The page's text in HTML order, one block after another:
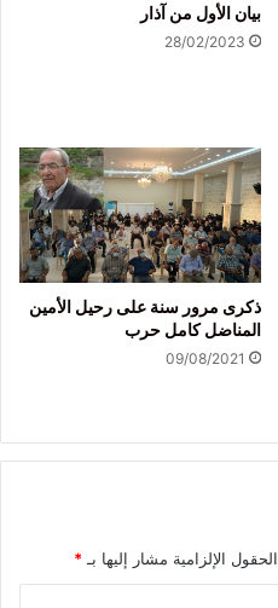
بيان الأول من آذار
28/02/2023
ذكرى مرور سنة على رحيل الأمين
المناضل كامل حرب
09/08/2021
الحقول الإلزامية مشار إليها بـ*